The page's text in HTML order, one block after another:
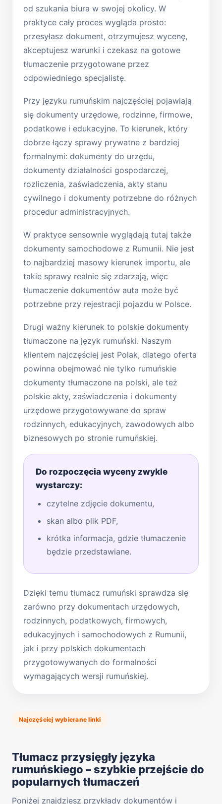
od szukania biura w swojej okolicy. W
praktyce cały proces wygląda prosto:
przesyłasz dokument, otrzymujesz wycenę,
akceptujesz warunki i czekasz na gotowe
tłumaczenie przygotowane przez
odpowiedniego specjalistę.
Przy języku rumuńskim najczęściej pojawiają
się dokumenty urzędowe, rodzinne, firmowe,
podatkowe i edukacyjne. To kierunek, który
dobrze łączy sprawy prywatne z bardziej
formalnymi: dokumenty do urzędu,
dokumenty działalności gospodarczej,
rozliczenia, zaświadczenia, akty stanu
cywilnego i dokumenty potrzebne do różnych
procedur administracyjnych.
W praktyce sensownie wyglądają tutaj także
dokumenty samochodowe z Rumunii. Nie jest
to najbardziej masowy kierunek importu, ale
takie sprawy realnie się zdarzają, więc
tłumaczenie dokumentów auta może być
potrzebne przy rejestracji pojazdu w Polsce.
Drugi ważny kierunek to polskie dokumenty
tłumaczone na język rumuński. Naszym
klientem najczęściej jest Polak, dlatego oferta
powinna obejmować nie tylko rumuńskie
dokumenty tłumaczone na polski, ale też
polskie akty, zaświadczenia i dokumenty
urzędowe przygotowywane do spraw
rodzinnych, edukacyjnych, zawodowych albo
biznesowych po stronie rumuńskiej.
Do rozpoczęcia wyceny zwykle
wystarczy:
czytelne zdjęcie dokumentu,
skan albo plik PDF,
krótka informacja, gdzie tłumaczenie
będzie przedstawiane.
Dzięki temu tłumacz rumuński sprawdza się
zarówno przy dokumentach urzędowych,
rodzinnych, podatkowych, firmowych,
edukacyjnych i samochodowych z Rumunii,
jak i przy polskich dokumentach
przygotowywanych do formalności
wymagających wersji rumuńskiej.
Najczęściej wybierane linki
Tłumacz przysięgły języka
rumuńskiego – szybkie przejście do
popularnych tłumaczeń
Poniżej znajdziesz przykłady dokumentów i